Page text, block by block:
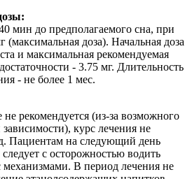
мин до предполагаемого сна, при
(максимальная доза). Начальная доза
и максимальная рекомендуемая
- 3.75 мг. Длительность
- не более 1 мес.
рекомендуется (из-за возможного
курс лечения не
Пациентам на следующий день
с осторожностью водить
механизмами. В период лечения не